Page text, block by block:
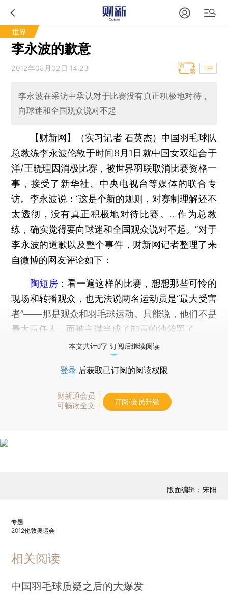
世界
李永波的歉意
2012年08月02日 14:23 T中
李永波在采访中承认对于比赛没有真正积极地对待，
向球迷和全国观众说对不起
【财新网】（实习记者 石英杰） 中国羽毛球队
总教练李永波伦敦于时间8月1日就中国女双组合于
洋/王晓理因消极比赛，被世界羽联取消比赛资格一
事，接受了新华社、中央电视台等媒体的联合专
访。李永波说：“这是个新的规则，对赛制理解还不
太透彻，没有真正积极地对待比赛。…作为总教
练，确实觉得要向球迷和全国观众说对不起。”对于
李永波的道歉以及整个事件，财新网记者整理了来
自微博的网友评论如下：
陶短房 ：看一遍这样的比赛，想想那些可怜的
现场和转播观众，也无法说两名运动员是“最大受害
者”——那是观众和羽毛球运动。只能说，他们不是
最大责任人，而被主谋当成了卸责的沙袋罢了
本文共计0字 订阅后继续阅读
登录 后获取已订阅的阅读权限
财新通会员
可畅读全文
订阅/会员升级
版面编辑：宋阳
专题
2012伦敦奥运会
相关阅读
中国羽毛球质疑之后的大爆发